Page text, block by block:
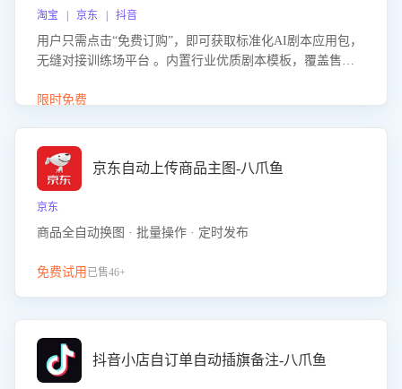
淘宝 | 京东 | 抖音
用户只需点击“免费订购”，即可获取标准化AI剧本应用包，
无缝对接训练场平台 。内置行业优质剧本模板，覆盖售前
初始化时间，助力企业快速启动智能客服训练
限时免费
京东自动上传商品主图-八爪鱼
京东
商品全自动换图 · 批量操作 · 定时发布
免费试用 已售46+
抖音小店自订单自动插旗备注-八爪鱼